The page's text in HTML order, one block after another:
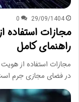
29/09/1404
0
مجازات
راهنمای کامل
مجازات استفاده از
در فضای مجازی جرم